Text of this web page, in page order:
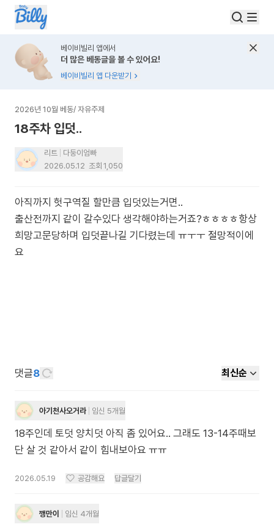
베이비빌리 앱에서
더 많은 베동글을 볼 수 있어요!
베이비빌리 앱 다운받기
2026년 10월 베동/ 자유주제
18주차 입덧..
리트
다둥이엄빠
2026.05.12 조회 1,050
아직까지 헛구역질 할만큼 입덧있는거면..
출산전까지 같이 갈수있다 생각해야하는거죠?ㅎㅎㅎㅎ항상
희망고문당하며 입덧끝나길 기다렸는데 ㅠㅜㅜ 절망적이에
요
댓글8 최신순
아기천사오거라 임신 5개월
18주인데 토덧 양치덧 아직 좀 있어요.. 그래도 13-14주때보
단 살 것 같아서 같이 힘내보아요 ㅠㅠ
2026.05.19 공감해요 답글달기
깽만이 임신 4개월